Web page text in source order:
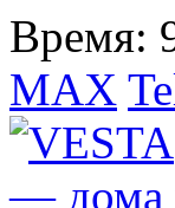
Время:
MAX